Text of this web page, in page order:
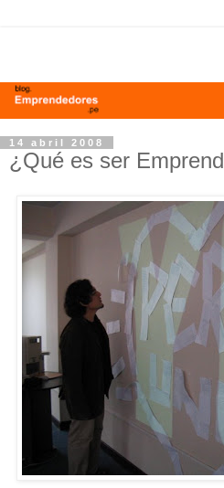
14 abril 2008
¿Qué es ser